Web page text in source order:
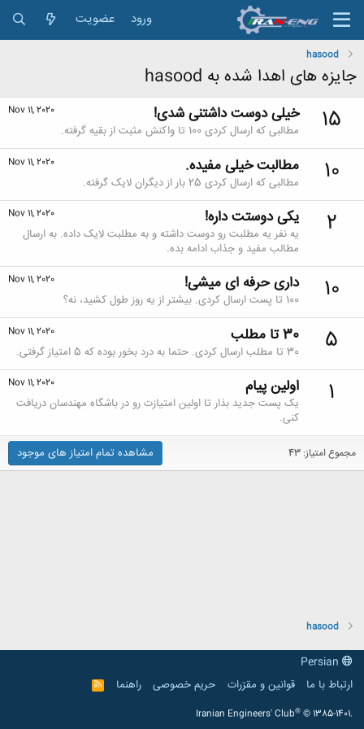
ورود عضویت
hasood
جایزه های اهدا شده به hasood
15
Nov 11, 2020 خیلی دوست داشتنی شدی!
مطالبی که ارسال کردی 100 تا واکنش مثبت از بقیه گرفته.
10
Nov 11, 2020 مطالبت خیلی مفیده.
مطالبی که ارسال کردی 25 بار از دیگران لایک گرفته.
2
Nov 11, 2020 یکی دوستت داره!
یه نفر یه مطلبت رو دوست داشته و به مطلبت لایک داده. به ارسال
مطالب مفید و جذاب ادامه بده.
10
Nov 11, 2020 داری حرفه ای میشی!
100 تا پست ارسال کردی. بیشتر از یه روز طول کشید، نه؟
5
Nov 11, 2020 30 تا مطلب
30 تا مطلب ارسال کردی. حتما به درد بخور بوده که 5 امتیاز گرفتی.
1
Nov 11, 2020 اولین پیام
یک پست جدید بذار تا اولین امتیازت رو در باشگاه مهندسان دریافت
کنی.
مجموع امتیاز: 43 مشاهده تمام امتیاز های موجود
hasood
ارتباط با ما
قوانین و مقرّرات حریم خصوصی راهنما
R
S
Iranian Engineers' Club® © 1385-1401.